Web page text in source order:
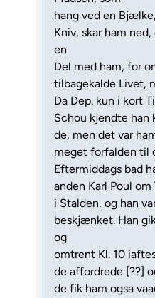
hang ved en
Kniv, skar ham
en
Del med ham, for
tilbagekalde Livet,
Da Dep. kun i kort
Schou kjendte
de, men det var
meget forfalden til
Eftermiddags bad
anden Karl Poul
i Stalden, og han
beskjænket. Han
og
omtrent Kl. 10
de affordrede [??]
de fik ham ogsa